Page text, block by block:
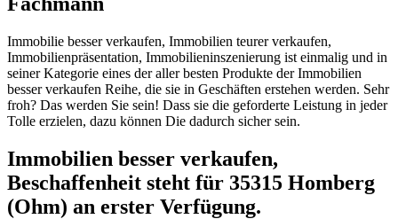
Immobilie besser verkaufen, Immobilien teurer verkaufen,
Immobilienpräsentation, Immobilieninszenierung ist einmalig und in
seiner Kategorie eines der aller besten Produkte der Immobilien
besser verkaufen Reihe, die sie in Geschäften erstehen werden. Sehr
froh? Das werden Sie sein! Dass sie die geforderte Leistung in jeder
Tolle erzielen, dazu können Die dadurch sicher sein.
Immobilien besser verkaufen,
Beschaffenheit steht für 35315 Homberg
(Ohm) an erster Verfügung.